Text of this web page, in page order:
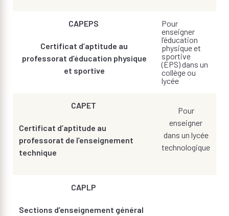
CAPEPS
Certificat d’aptitude au
professorat d’éducation physique
et sportive
Pour
enseigner
l’éducation
physique et
sportive
(EPS) dans un
collège ou
lycée
CAPET
Certificat d’aptitude au
professorat de l’enseignement
technique
Pour
enseigner
dans un lycée
technologique
CAPLP
Sections d’enseignement général